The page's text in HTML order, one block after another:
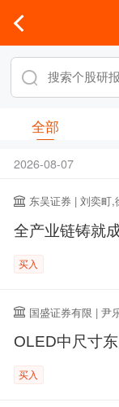
全部
2026-08-07
东吴证券 | 刘奕町,
全产业链铸就
买入
国盛证券有限 | 尹
OLED中尺寸
买入